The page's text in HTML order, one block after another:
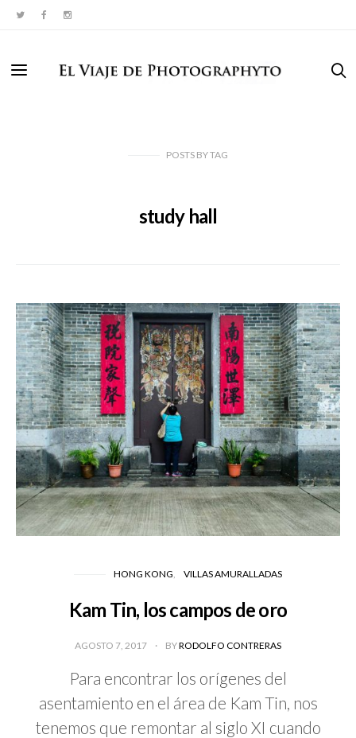
POSTS BYTAG
study hall
HONG KONG VILLAS AMURALLADAS
Kam Tin, los campos de oro
AGOSTO 7, 2017 BYRODOLFO CONTRERAS
Para encontrar los orígenes del
asentamiento en el área de Kam Tin, nos
tenemos que remontar al siglo XI cuando